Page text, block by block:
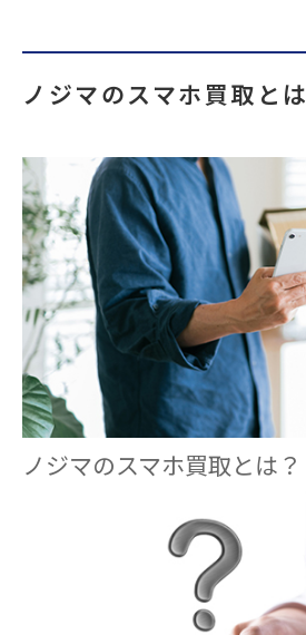
ノジマのスマホ買取とは
ノジマのスマホ買取とは？